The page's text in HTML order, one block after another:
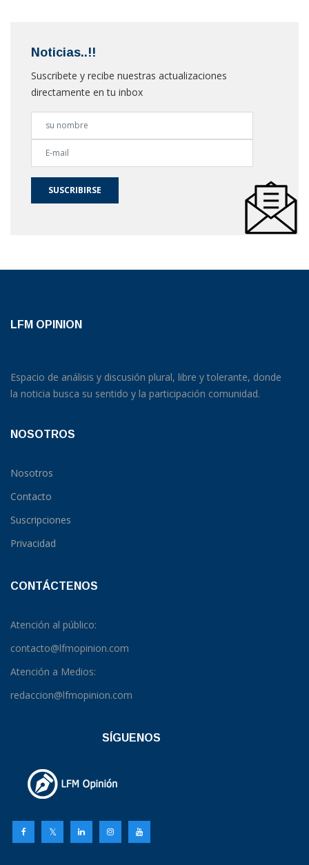
Noticias..!!
Suscribete y recibe nuestras actualizaciones
directamente en tu inbox
SUSCRIBIRSE
LFM OPINION
Espacio de análisis y discusión plural, libre y tolerante, donde
la noticia busca su sentido y la participación comunidad.
NOSOTROS
Nosotros
Contacto
Suscripciones
Privacidad
CONTÁCTENOS
Atención al público:
contacto@lfmopinion.com
Atención a Medios:
redaccion@lfmopinion.com
SÍGUENOS